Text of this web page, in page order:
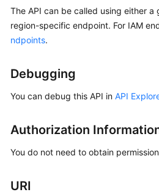
Getting
Started
Best
API
Reference
Reference
The API can be called using either a
region-specific endpoint. For IAM
ndpoints.
Debugging
You can debug this API in API
Authorization
You do not need to obtain
URI